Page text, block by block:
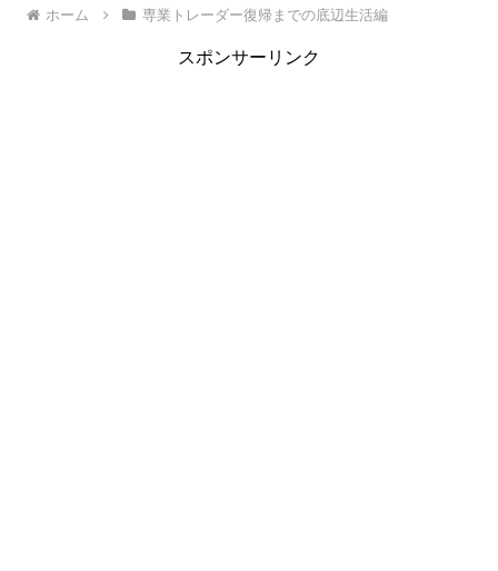
ホーム 専業トレーダー復帰までの底辺生活編
スポンサーリンク